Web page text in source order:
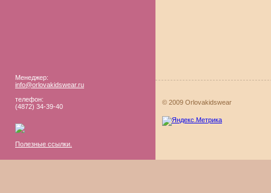
Менеджер:
info@orlovakidswear.ru
телефон:
(4872) 34-39-40
Полезные ссылки.
© 2009 Orlovakidswear